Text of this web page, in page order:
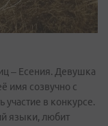
– Есения. Девушка
имя созвучно с
участие в конкурсе.
языки, любит